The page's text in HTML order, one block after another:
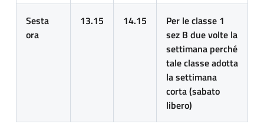
Sesta
ora
13.15 14.15
Per le classe 1
sez B due volte la
settimana perché
tale classe adotta
la settimana
corta (sabato
libero)